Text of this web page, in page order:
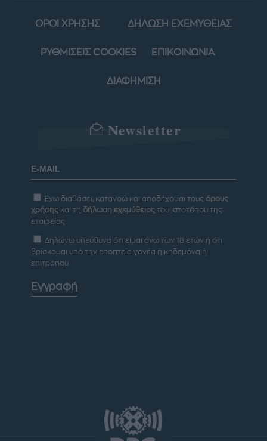
ΟΡΟΙ ΧΡΗΣΗΣ ΔΗΛΩΣΗ ΕΧΕΜΥΘΕΙΑΣ
ΡΥΘΜΙΣΕΙΣ COOKIES ΕΠΙΚΟΙΝΩΝΙΑ
ΔΙΑΦΗΜΙΣΗ
Newsletter
Έχω διαβάσει, κατανοώ και αποδέχομαι τους όρους
χρήσης και τη δήλωση εχεμύθειας του ιστοτόπου της
εταιρείας
Δηλώνω υπεύθυνα ότι είμαι άνω των 18 ετών ή ότι
βρίσκομαι υπό την εποπτεία γονέα ή κηδεμόνα ή
επιτρόπου
Εγγραφή